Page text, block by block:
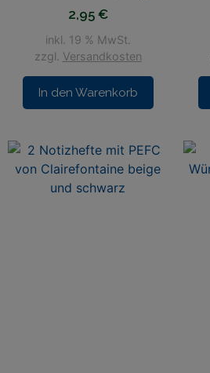
2,95 €
inkl. 19 % MwSt.
zzgl. Versandkosten
In den Warenkorb